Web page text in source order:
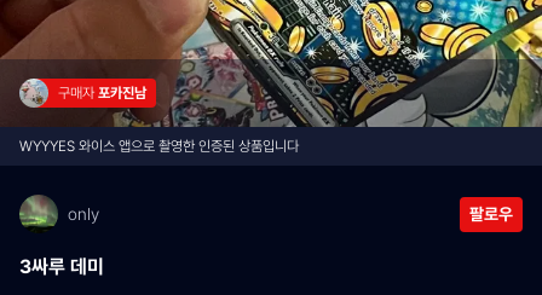
구매자 포카진남
WYYYES 와이스 앱으로 촬영한 인증된 상품입니다
only 팔로우
3싸루 데미